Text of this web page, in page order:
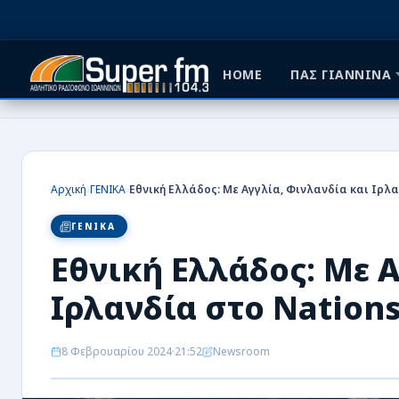
HOME ΠΑΣ ΓΙΑΝΝΙΝΑ
HOME
ΜΠΑΣΚΕΤ
ΕΙΔΗΣΕΙΣ
Αρχική›ΓΕΝΙΚΑ›
ΓΕΝΙΚΑ
Εθνική Ελλάδος: Με
Ιρλανδία στο
8 Φεβρουαρίου 2024 21:52 Newsroom